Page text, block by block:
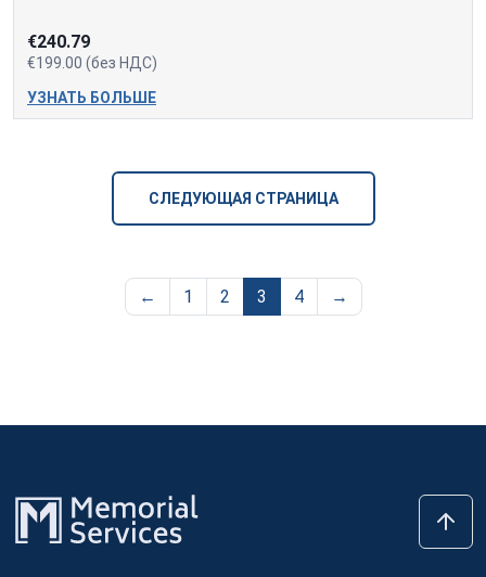
€240.79
€199.00 (без НДС)
УЗНАТЬ БОЛЬШЕ
СЛЕДУЮЩАЯ СТРАНИЦА
← 1 2 3 4 →